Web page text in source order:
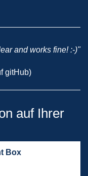
and works fine! :-)"
gitHub)
auf Ihrer
Box